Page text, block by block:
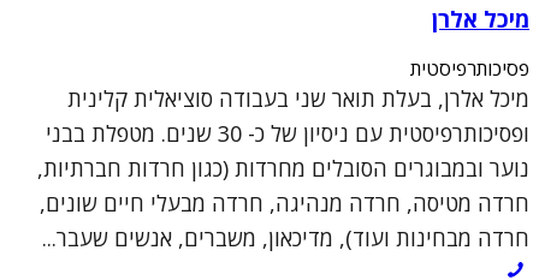
מיכל אלרן
פסיכותרפיסטית
מיכל אלרן, בעלת תואר שני בעבודה סוציאלית קלינית
ופסיכותרפיסטית עם ניסיון של כ- 30 שנים. מטפלת בבני
נוער ובמבוגרים הסובלים מחרדות (כגון חרדות חברתיות,
חרדה מטיסה, חרדה מנהיגה, חרדה מבעלי חיים שונים,
חרדה מבחינות ועוד), מדיכאון, משברים, אנשים שעבר...